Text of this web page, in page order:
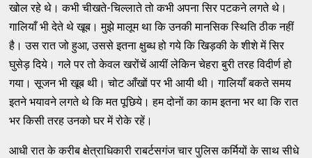
खोल रहे थे। कभी चीखते-चिल्लाते तो कभी अपना सिर पटकने लगते थे।
गालियाँ भी देते थे खूब। मुझे मालूम था कि उनकी मानसिक स्थिति ठीक नहीं
है। उस रात जो हुआ, उससे इतना क्षुब्ध हो गये कि खिड़की के शीशे में सिर
घुसेड़ दिये। गले पर तो केवल खरोंचें आयीं लेकिन चेहरा बुरी तरह विदीर्ण हो
गया। सूजन भी खूब थी। चोट आँखों पर भी आयी थी। गालियाँ बकते समय
इतने भयावने लगते थे कि मत पूछिये। हम दोनों का काम इतना भर था कि रात
भर किसी तरह उनको घर में रोके रहें।
आधी रात के करीब क्षेत्राधिकारी राबर्टसगंज चार पुलिस कर्मियों के साथ सीधे